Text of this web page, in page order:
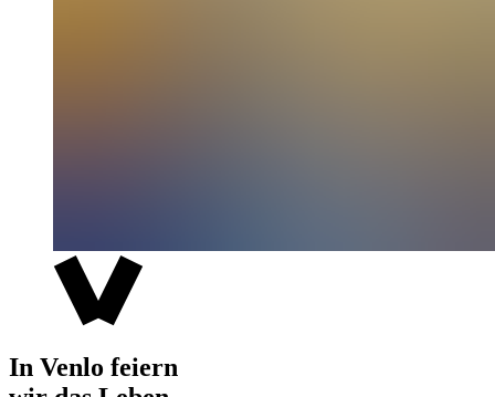
In Venlo feiern